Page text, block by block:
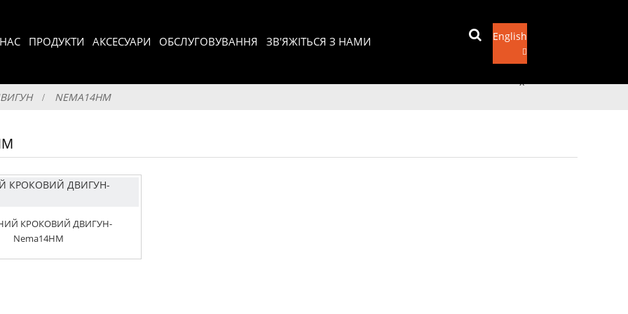
ПРОДУКТИ АКСЕСУАРИ ОБСЛУГОВУВАННЯ ЗВ'ЯЖІТЬСЯ З НАМИ English
NEMA14HM
КРОКОВИЙ ДВИГУН-
Nema14HM
Відправити лист
x